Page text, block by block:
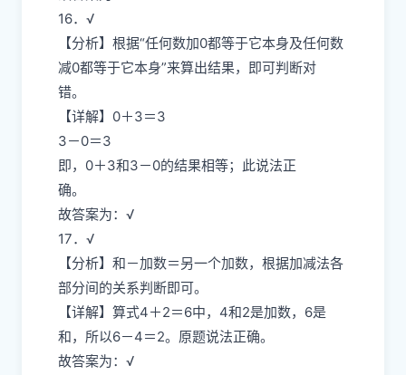
16．√
【分析】根据“任何数加0都等于它本身及任何数
减0都等于它本身”来算出结果，即可判断对
错。
【详解】0＋3＝3
3－0＝3
即，0＋3和3－0的结果相等；此说法正
确。
故答案为：√
17．√
【分析】和－加数＝另一个加数，根据加减法各
部分间的关系判断即可。
【详解】算式4＋2＝6中，4和2是加数，6是
和，所以6－4＝2。原题说法正确。
故答案为：√